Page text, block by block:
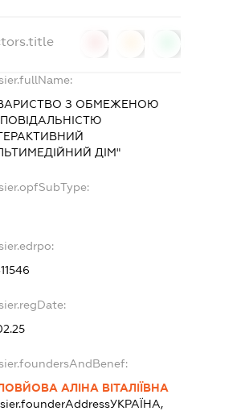
З ОБМЕЖЕНОЮ
ДІМ"
АЛІНА ВІТАЛІЇВНА
УКРАЇНА,